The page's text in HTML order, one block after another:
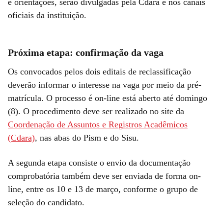
oficiais da instituição.
Próxima etapa: confirmação da vaga
Os convocados pelos dois editais de reclassificação
deverão informar o interesse na vaga por meio da pré-
matrícula. O processo é on-line está aberto até domingo
(8). O procedimento deve ser realizado no site da
Coordenação de Assuntos e Registros Acadêmicos
(Cdara), nas abas do Pism e do Sisu.
A segunda etapa consiste o envio da documentação
comprobatória também deve ser enviada de forma on-
line, entre os 10 e 13 de março, conforme o grupo de
seleção do candidato.